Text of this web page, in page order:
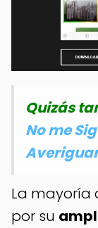
Quizás
No me
La mayoría
por su